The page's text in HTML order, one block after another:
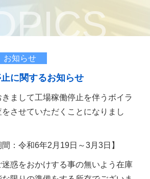
お知らせ
に関するお知らせ
まして工場稼働停止を伴うボイラ
させていただくことになりまし
間：令和6年2月19日～3月3日】
惑をおかけする事の無いよう在庫